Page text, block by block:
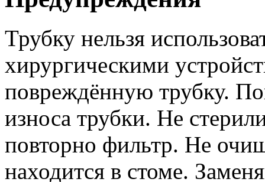
Трубку нельзя
хирургическими
повреждённую трубку.
износа трубки. Не
повторно фильтр. Не
находится в стоме.